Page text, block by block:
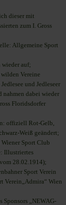
dieser mit
zum I. Gross
Allgemeine Sport
wieder auf;
Vereine
und Jedleseer
nahmen dabei wieder
Floridsdorfer
offiziell Rot-Gelb,
Weiß geändert;
Sport Club
Illustriertes
28.02.1914);
Sport Verein
Verein„Admira“ Wien
Sponsors „NEWAG-